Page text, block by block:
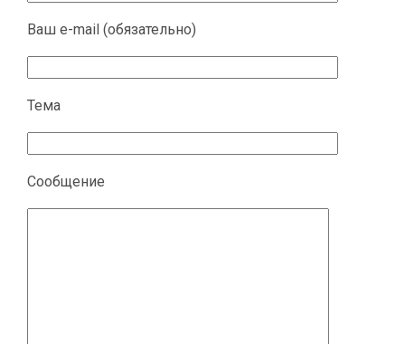
Ваш e-mail (обязательно)
Тема
Сообщение